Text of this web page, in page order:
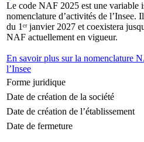
Le code NAF 2025 est une variable
nomenclature d’activités de l’Insee.
du 1ᵉʳ janvier 2027 et coexistera
NAF actuellement en vigueur.
En savoir plus sur la nomenclature
l’Insee
Forme juridique
Date de création de la société
Date de création de l’établissement
Date de fermeture